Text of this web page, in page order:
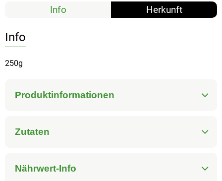
Info Herkunft
Info
250g
Produktinformationen
Zutaten
Nährwert-Info